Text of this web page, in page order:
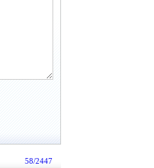
58/2447